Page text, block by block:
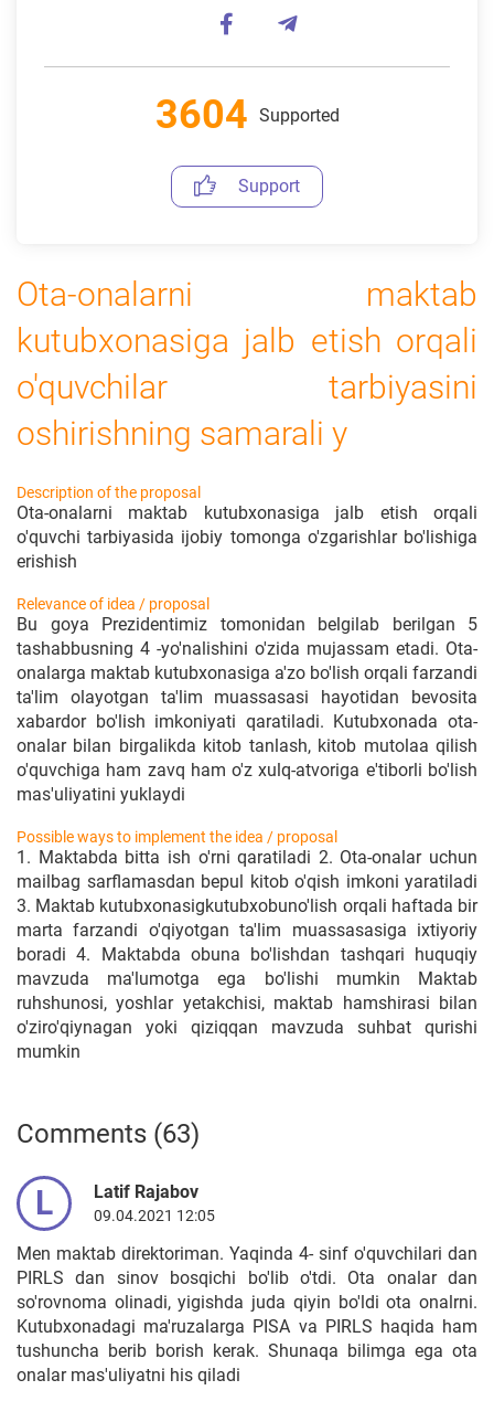
Ota-onalarni maktab
kutubxonasiga jalb etish orqali
o'quvchilar tarbiyasini
oshirishning samarali y
Description of the proposal
Ota-onalarni maktab kutubxonasiga jalb etish orqali
o'quvchi tarbiyasida ijobiy tomonga o'zgarishlar bo'lishiga
erishish
Relevance of idea / proposal
Bu goya Prezidentimiz tomonidan belgilab berilgan 5
tashabbusning 4 -yo'nalishini o'zida mujassam etadi. Ota-
onalarga maktab kutubxonasiga a'zo bo'lish orqali farzandi
ta'lim olayotgan ta'lim muassasasi hayotidan bevosita
xabardor bo'lish imkoniyati qaratiladi. Kutubxonada ota-
onalar bilan birgalikda kitob tanlash, kitob mutolaa qilish
o'quvchiga ham zavq ham o'z xulq-atvoriga e'tiborli bo'lish
mas'uliyatini yuklaydi
Possible ways to implement the idea / proposal
1. Maktabda bitta ish o'rni qaratiladi 2. Ota-onalar uchun
mailbag sarflamasdan bepul kitob o'qish imkoni yaratiladi
3. Maktab kutubxonasigkutubxobuno'lish orqali haftada bir
marta farzandi o'qiyotgan ta'lim muassasasiga ixtiyoriy
boradi 4. Maktabda obuna bo'lishdan tashqari huquqiy
mavzuda ma'lumotga ega bo'lishi mumkin Maktab
ruhshunosi, yoshlar yetakchisi, maktab hamshirasi bilan
o'ziro'qiynagan yoki qiziqqan mavzuda suhbat qurishi
mumkin
Comments (63)
L Latif Rajabov
09.04.2021 12:05
Men maktab direktoriman. Yaqinda 4- sinf o'quvchilari dan
PIRLS dan sinov bosqichi bo'lib o'tdi. Ota onalar dan
so'rovnoma olinadi, yigishda juda qiyin bo'ldi ota onalrni.
Kutubxonadagi ma'ruzalarga PISA va PIRLS haqida ham
tushuncha berib borish kerak. Shunaqa bilimga ega ota
onalar mas'uliyatni his qiladi
3604 Supported
Support